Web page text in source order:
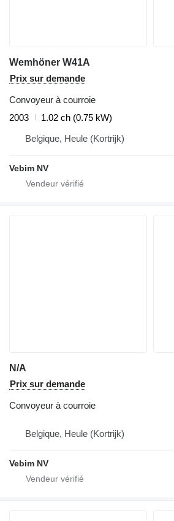
Wemhöner W41A
Prix sur demande
Convoyeur à courroie
2003
1.02 ch (0.75 kW)
Belgique, Heule (Kortrijk)
Vebim NV
N/A
Prix sur demande
Convoyeur à courroie
Belgique, Heule (Kortrijk)
Vebim NV